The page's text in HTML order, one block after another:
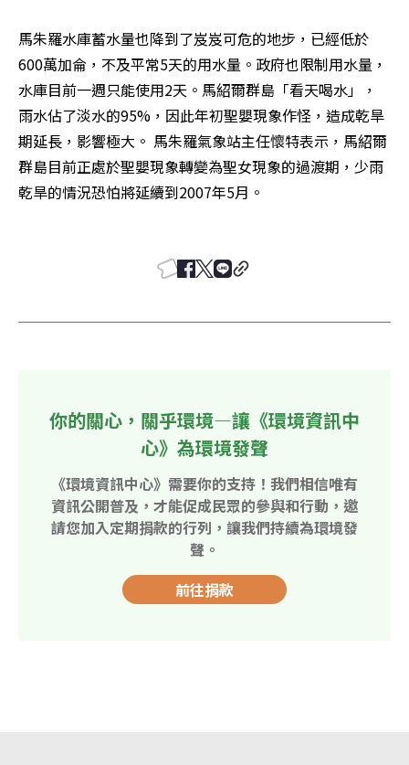
馬朱羅水庫蓄水量也降到了岌岌可危的地步，已經低於
600萬加侖，不及平常5天的用水量。政府也限制用水量，
水庫目前一週只能使用2天。馬紹爾群島「看天喝水」，
雨水佔了淡水的95%，因此年初聖嬰現象作怪，造成乾旱
期延長，影響極大。 馬朱羅氣象站主任懷特表示，馬紹爾
群島目前正處於聖嬰現象轉變為聖女現象的過渡期，少雨
乾旱的情況恐怕將延續到2007年5月。
你的關心，關乎環境—讓《環境資訊中
心》為環境發聲
《環境資訊中心》需要你的支持！我們相信唯有
資訊公開普及，才能促成民眾的參與和行動，邀
請您加入定期捐款的行列，讓我們持續為環境發
聲。
前往捐款